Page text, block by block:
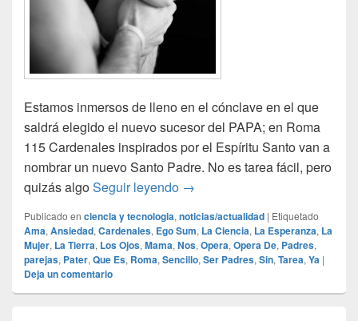
Estamos inmersos de lleno en el cónclave en el que
saldrá elegido el nuevo sucesor del PAPA; en Roma
115 Cardenales inspirados por el Espíritu Santo van a
nombrar un nuevo Santo Padre. No es tarea fácil, pero
quizás algoSeguir leyendo ¡Ya tengo Papá!
→
Publicado en ciencia y tecnologia, noticias/actualidad | Etiquetado
Ama, Ansiedad, Cardenales, Ego Sum, La Ciencia, La Esperanza, La
Mujer, La Tierra, Los Ojos, Mama, Nos, Opera, Opera De, Padres,
parejas, Pater, Que Es, Roma, Sencillo, Ser Padres, Sin, Tarea, Ya |
Deja un comentario